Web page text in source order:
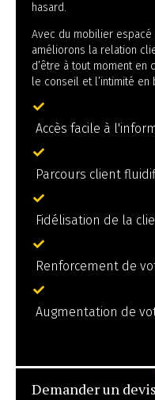
hasard.
Avec du mobilier
améliorons la relation
d’être à tout moment en
le conseil et l’intimité en
Accès facile à
Parcours client
Fidélisation de la
Renforcement de
Augmentation de
Demander un devis